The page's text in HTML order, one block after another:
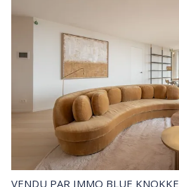
VENDU PAR IMMO BLUE KNOKKE